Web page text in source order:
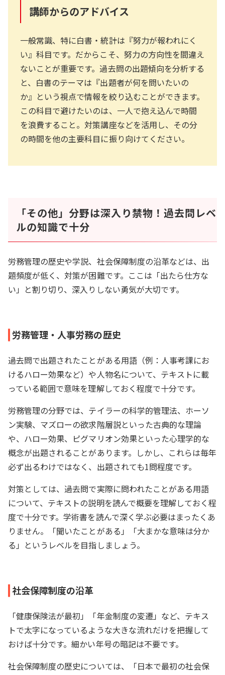
講師からのアドバイス
一般常識、特に白書・統計は『努力が報われにく
い』科目です。だからこそ、努力の方向性を間違え
ないことが重要です。過去問の出題傾向を分析する
と、白書のテーマは『出題者が何を問いたいの
か』という視点で情報を絞り込むことができます。
この科目で避けたいのは、一人で抱え込んで時間
を浪費すること。対策講座などを活用し、その分
の時間を他の主要科目に振り向けてください。
「その他」分野は深入り禁物！過去問レベ
ルの知識で十分
労務管理の歴史や学説、社会保障制度の沿革などは、出
題頻度が低く、対策が困難です。ここは「出たら仕方な
い」と割り切り、深入りしない勇気が大切です。
労務管理・人事労務の歴史
過去問で出題されたことがある用語（例：人事考課にお
けるハロー効果など）や人物名について、テキストに載
っている範囲で意味を理解しておく程度で十分です。
労務管理の分野では、テイラーの科学的管理法、ホーソ
ン実験、マズローの欲求階層説といった古典的な理論
や、ハロー効果、ピグマリオン効果といった心理学的な
概念が出題されることがあります。しかし、これらは毎年
必ず出るわけではなく、出題されても1問程度です。
対策としては、過去問で実際に問われたことがある用語
について、テキストの説明を読んで概要を理解しておく程
度で十分です。学術書を読んで深く学ぶ必要はまったくあ
りません。「聞いたことがある」「大まかな意味は分か
る」というレベルを目指しましょう。
社会保障制度の沿革
「健康保険法が最初」「年金制度の変遷」など、テキス
トで太字になっているような大きな流れだけを把握して
おけば十分です。細かい年号の暗記は不要です。
社会保障制度の歴史については、「日本で最初の社会保